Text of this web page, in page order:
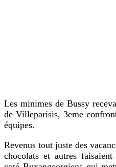
Les minimes de Bussy
de Villeparisis, 3eme
équipes.
Revenus tout juste des
chocolats et autres